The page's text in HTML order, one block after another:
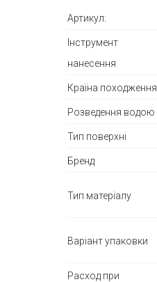
Артикул:
Інструмент
нанесення
Країна походження
Розведення водою
Тип поверхні
Бренд
Тип матеріалу
Варіант упаковки
Расход при